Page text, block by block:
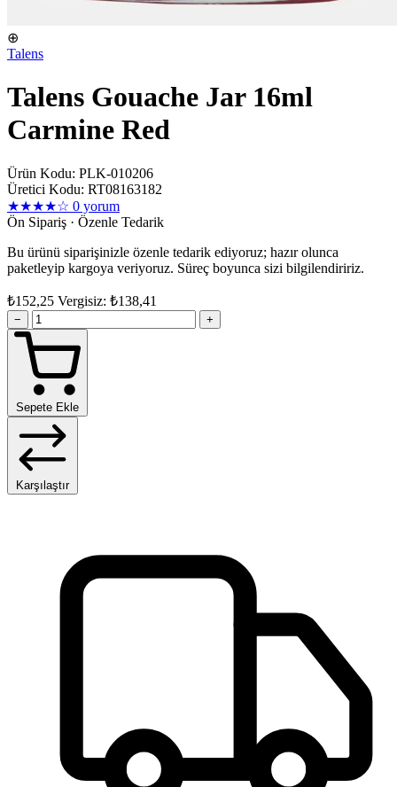
⊕
Talens
Talens Gouache Jar 16ml
Carmine Red
Ürün Kodu: PLK-010206
Üretici Kodu: RT08163182
★★★★☆ 0 yorum
Ön Sipariş · Özenle Tedarik
Bu ürünü siparişinizle özenle tedarik ediyoruz; hazır olunca
paketleyip kargoya veriyoruz. Süreç boyunca sizi bilgilendiririz.
₺152,25 Vergisiz: ₺138,41
− +
Sepete Ekle
Karşılaştır